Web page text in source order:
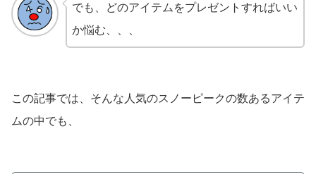
でも、どのアイテムをプレゼントすればいい
か悩む、、、
この記事では、そんな人気のスノーピークの数あるアイテ
ムの中でも、